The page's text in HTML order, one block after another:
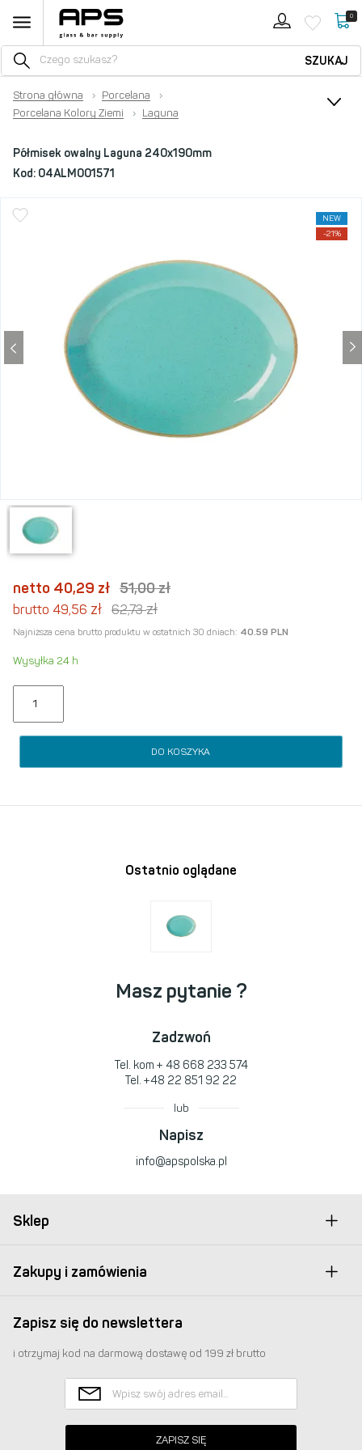
0
SZUKAJ
Strona główna › Porcelana
›
Porcelana Kolory Ziemi
› Laguna
Półmisek owalny Laguna 240x190mm
Kod: 04ALM001571
NEW
-21%
netto 40,29 zł 51,00zł
brutto 49,56 zł 62,73zł
Najniższa cena brutto produktu w ostatnich 30 dniach: 40.59 PLN
Wysyłka 24 h
DO KOSZYKA
Ostatnio oglądane
Masz pytanie ?
Zadzwoń
Tel. kom + 48 668 233 574
Tel. +48 22 851 92 22
lub
Napisz
info@apspolska.pl
Sklep
Zakupy i zamówienia
Zapisz się do newslettera
i otrzymaj kod na darmową dostawę od 199 zł brutto
ZAPISZ SIĘ